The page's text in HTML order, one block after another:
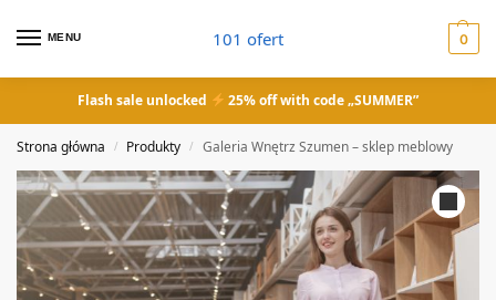
MENU 101 ofert 0
Flash sale unlocked 25% off with code „SUMMER”
Strona główna / Produkty / Galeria Wnętrz Szumen – sklep meblowy